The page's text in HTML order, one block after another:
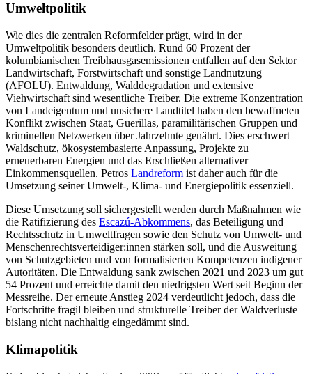
Umweltpolitik
Wie dies die zentralen Reformfelder prägt, wird in der
Umweltpolitik besonders deutlich. Rund 60 Prozent der
kolumbianischen Treibhausgasemissionen entfallen auf den Sektor
Landwirtschaft, Forstwirtschaft und sonstige Landnutzung
(AFOLU). Entwaldung, Walddegradation und exten­sive
Viehwirtschaft sind wesentliche Treiber. Die extreme Konzentration
von Landeigentum und unsichere Landtitel haben den bewaffneten
Konflikt zwischen Staat, Gue­rillas, paramilitärischen Gruppen und
kriminellen Netzwerken über Jahrzehnte genährt. Dies erschwert
Waldschutz, öko­systembasierte Anpassung, Projekte zu
erneuerbaren Energien und das Erschließen alternativer
Einkommensquellen. Petros Landreform ist daher auch für die
Umsetzung seiner Umwelt-, Klima- und Energiepolitik essenziell.
Diese Umsetzung soll sichergestellt werden durch Maßnahmen wie
die Rati­fizierung des Escazú-Abkommens, das Beteiligung und
Rechtsschutz in Umweltfragen sowie den Schutz von Umwelt- und
Menschen­rechtsverteidiger:innen stärken soll, und die Ausweitung
von Schutz­gebieten und von formalisierten Kompetenzen indigener
Autoritäten. Die Entwaldung sank zwischen 2021 und 2023 um gut
54 Prozent und erreichte damit den nied­rigsten Wert seit Beginn der
Messreihe. Der erneute Anstieg 2024 verdeutlicht jedoch, dass die
Fortschritte fragil bleiben und strukturelle Treiber der Waldverluste
bis­lang nicht nachhaltig eingedämmt sind.
Klimapolitik